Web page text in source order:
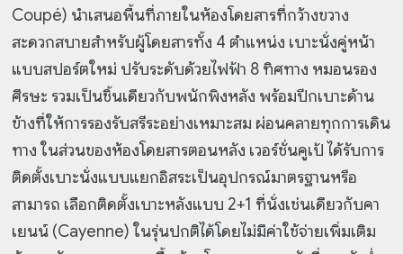
Coupé) นำเสนอพื้นที่ภายในห้องโดยสารที่กว้างขวาง
สะดวกสบายสำหรับผู้โดยสารทั้ง 4 ตำแหน่ง เบาะนั่งคู่หน้า
แบบสปอร์ตใหม่ ปรับระดับด้วยไฟฟ้า 8 ทิศทาง หมอนรอง
ศีรษะ รวมเป็นชิ้นเดียวกับพนักพิงหลัง พร้อมปีกเบาะด้าน
ข้างที่ให้การรองรับสรีระอย่างเหมาะสม ผ่อนคลายทุกการเดิน
ทาง ในส่วนของห้องโดยสารตอนหลัง เวอร์ชั่นคูเป้ ได้รับการ
ติดตั้งเบาะนั่งแบบแยกอิสระเป็นอุปกรณ์มาตรฐานหรือ
สามารถ เลือกติดตั้งเบาะหลังแบบ 2+1 ที่นั่งเช่นเดียวกับคา
เยนน์ (Cayenne) ในรุ่นปกติได้โดยไม่มีค่าใช้จ่ายเพิ่มเติม